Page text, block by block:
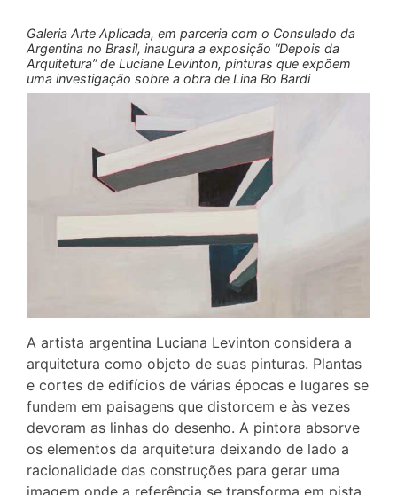
Galeria Arte Aplicada, em parceria com o Consulado da
Argentina no Brasil, inaugura a exposição “Depois da
Arquitetura” de Luciane Levinton, pinturas que expõem
uma investigação sobre a obra de Lina Bo Bardi
A artista argentina Luciana Levinton considera a
arquitetura como objeto de suas pinturas. Plantas
e cortes de edifícios de várias épocas e lugares se
fundem em paisagens que distorcem e às vezes
devoram as linhas do desenho. A pintora absorve
os elementos da arquitetura deixando de lado a
racionalidade das construções para gerar uma
imagem onde a referência se transforma em pista